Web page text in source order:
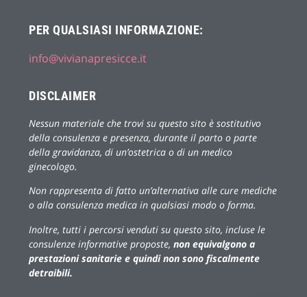
PER QUALSIASI INFORMAZIONE:
info@vivianapresicce.it
DISCLAIMER
Nessun materiale che trovi su questo sito è sostitutivo
della consulenza e presenza, durante il parto o parte
della gravidanza, di un’ostetrica o di un medico
ginecologo.
Non rappresenta di fatto un’alternativa alle cure mediche
o alla consulenza medica in qualsiasi modo o forma.
Inoltre, tutti i percorsi venduti su questo sito, incluse le
consulenze informative proposte, non equivalgono a
prestazioni sanitarie e quindi non sono fiscalmente
detraibili.